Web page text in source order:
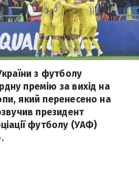
з футболу
премію за вихід на
який перенесено на
президент
футболу (УАФ)